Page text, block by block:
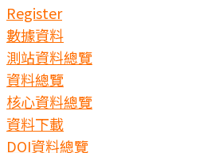
Register
數據資料
測站資料總覽
資料總覽
核心資料總覽
資料下載
DOI資料總覽